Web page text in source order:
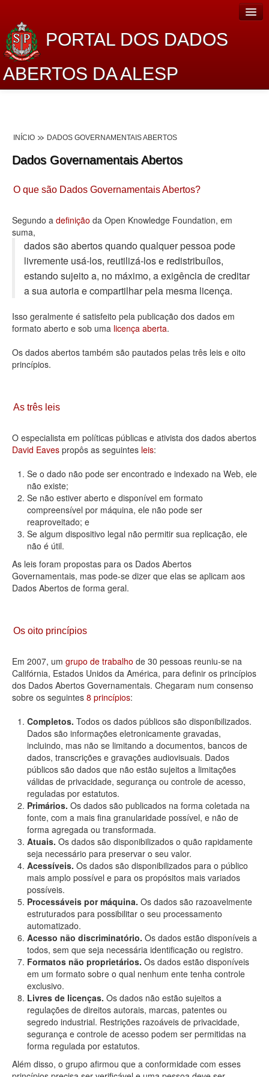
PORTAL DOS DADOS
ABERTOS DA ALESP
Lei de Acesso à Informação
Dados Governamentais Abertos
Planejamento
Catálogo de dados
Processo Legislativo
Deputados Estaduais
Administração
Legislação
Agenda
Contato
INÍCIO DADOS GOVERNAMENTAIS ABERTOS
Dados Governamentais Abertos
O que são Dados Governamentais Abertos?
Segundo a definição da Open Knowledge Foundation, em
suma,
dados são abertos quando qualquer pessoa pode
livremente usá-los, reutilizá-los e redistribuí­los,
estando sujeito a, no máximo, a exigência de creditar
a sua autoria e compartilhar pela mesma licença.
Isso geralmente é satisfeito pela publicação dos dados em
formato aberto e sob uma licença aberta.
Os dados abertos também são pautados pelas três leis e oito
princípios.
As três leis
O especialista em políticas públicas e ativista dos dados abertos
David Eaves propôs as seguintes leis:
Se o dado não pode ser encontrado e indexado na Web, ele
não existe;
Se não estiver aberto e disponível em formato
compreensível por máquina, ele não pode ser
reaproveitado; e
Se algum dispositivo legal não permitir sua replicação, ele
não é útil.
As leis foram propostas para os Dados Abertos
Governamentais, mas pode-se dizer que elas se aplicam aos
Dados Abertos de forma geral.
Os oito princípios
Em 2007, um grupo de trabalho de 30 pessoas reuniu-se na
Califórnia, Estados Unidos da América, para definir os princípios
dos Dados Abertos Governamentais. Chegaram num consenso
sobre os seguintes 8 princípios:
Completos. Todos os dados públicos são disponibilizados.
Dados são informações eletronicamente gravadas,
incluindo, mas não se limitando a documentos, bancos de
dados, transcrições e gravações audiovisuais. Dados
públicos são dados que não estão sujeitos a limitações
válidas de privacidade, segurança ou controle de acesso,
reguladas por estatutos.
Primários. Os dados são publicados na forma coletada na
fonte, com a mais fina granularidade possível, e não de
forma agregada ou transformada.
Atuais. Os dados são disponibilizados o quão rapidamente
seja necessário para preservar o seu valor.
Acessíveis. Os dados são disponibilizados para o público
mais amplo possível e para os propósitos mais variados
possíveis.
Processáveis por máquina. Os dados são razoavelmente
estruturados para possibilitar o seu processamento
automatizado.
Acesso não discriminatório. Os dados estão disponíveis a
todos, sem que seja necessária identificação ou registro.
Formatos não proprietários. Os dados estão disponíveis
em um formato sobre o qual nenhum ente tenha controle
exclusivo.
Livres de licenças. Os dados não estão sujeitos a
regulações de direitos autorais, marcas, patentes ou
segredo industrial. Restrições razoáveis de privacidade,
segurança e controle de acesso podem ser permitidas na
forma regulada por estatutos.
Além disso, o grupo afirmou que a conformidade com esses